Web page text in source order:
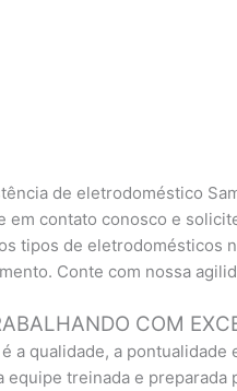
de eletrodoméstico
em contato conosco e
tipos de eletrodomésticos
Conte com nossa
COM
a qualidade, a pontualidade
equipe treinada e